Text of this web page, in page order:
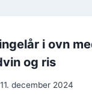
i ovn
og ris
11. december 2024